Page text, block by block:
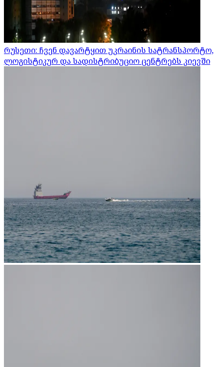
რუსეთი: ჩვენ დავარტყით უკრაინის სატრანსპორტო,
ლოგისტიკურ და სადისტრიბუციო ცენტრებს კიევში